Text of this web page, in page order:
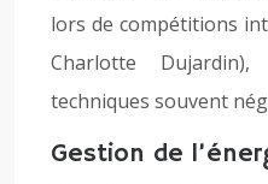
lors de compétitions
Charlotte
techniques souvent
Gestion de